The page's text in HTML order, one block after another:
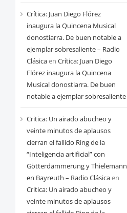
Crítica: Juan Diego Flórez
inaugura la Quincena Musical
donostiarra. De buen notable a
ejemplar sobresaliente – Radio
Clásicaen Crítica: Juan Diego
Flórez inaugura la Quincena
Musical donostiarra. De buen
notable a ejemplar sobresaliente
Critica: Un airado abucheo y
veinte minutos de aplausos
cierran el fallido Ring de la
“Inteligencia artificial” con
Götterdämmerung y Thielemann
en Bayreuth – Radio Clásicaen
Critica: Un airado abucheo y
veinte minutos de aplausos